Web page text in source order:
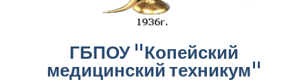
ГБПОУ "Копейский
медицинский техникум"